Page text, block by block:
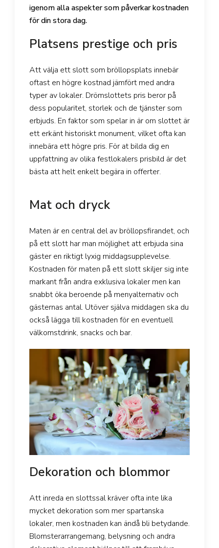
igenom alla aspekter som påverkar kostnaden
för din stora dag.
Platsens prestige och pris
Att välja ett slott som bröllopsplats innebär
oftast en högre kostnad jämfört med andra
typer av lokaler. Drömslottets pris beror på
dess popularitet, storlek och de tjänster som
erbjuds. En faktor som spelar in är om slottet är
ett erkänt historiskt monument, vilket ofta kan
innebära ett högre pris. För at bilda dig en
uppfattning av olika festlokalers prisbild är det
bästa att helt enkelt begära in offerter.
Mat och dryck
Maten är en central del av bröllopsfirandet, och
på ett slott har man möjlighet att erbjuda sina
gäster en riktigt lyxig middagsupplevelse.
Kostnaden för maten på ett slott skiljer sig inte
markant från andra exklusiva lokaler men kan
snabbt öka beroende på menyalternativ och
gästernas antal. Utöver själva middagen ska du
också lägga till kostnaden för en eventuell
välkomstdrink, snacks och bar.
Dekoration och blommor
Att inreda en slottssal kräver ofta inte lika
mycket dekoration som mer spartanska
lokaler, men kostnaden kan ändå bli betydande.
Blomsterarrangemang, belysning och andra